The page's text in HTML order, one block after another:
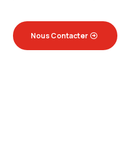
Nous Contacter